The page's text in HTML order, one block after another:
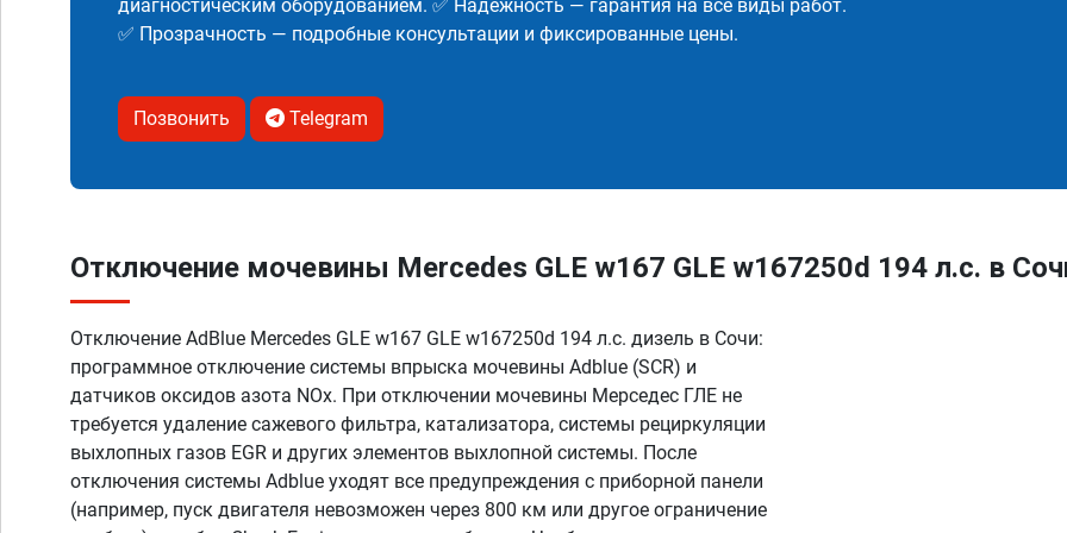
диагностическим оборудованием. ✅ Надежность — гарантия на все виды работ.
✅ Прозрачность — подробные консультации и фиксированные цены.
Позвонить Telegram
Отключение мочевины Mercedes GLE w167 GLE w167250d 194 л.с. в
Отключение AdBlue Mercedes GLE w167 GLE w167250d 194 л.с. дизель в Сочи:
программное отключение системы впрыска мочевины Adblue (SCR) и
датчиков оксидов азота NOx. При отключении мочевины Мерседес ГЛЕ не
требуется удаление сажевого фильтра, катализатора, системы рециркуляции
выхлопных газов EGR и других элементов выхлопной системы. После
отключения системы Adblue уходят все предупреждения с приборной панели
(например, пуск двигателя невозможен через 800 км или другое ограничение